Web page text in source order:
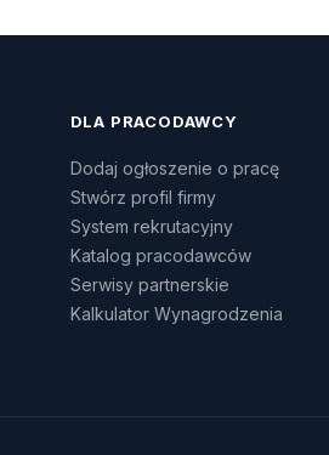
DLA PRACODAWCY
Dodaj ogłoszenie o pracę
Stwórz profil firmy
System rekrutacyjny
Katalog pracodawców
Serwisy partnerskie
Kalkulator Wynagrodzenia